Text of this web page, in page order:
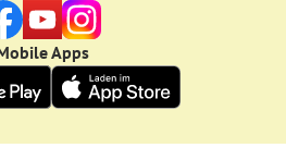
Apps